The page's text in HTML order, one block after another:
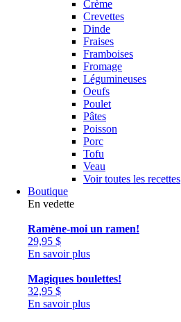
Crème
Crevettes
Dinde
Fraises
Framboises
Fromage
Légumineuses
Oeufs
Poulet
Pâtes
Poisson
Porc
Tofu
Veau
Voir toutes les recettes
Boutique
En vedette
Ramène-moi un ramen!
29,95 $
En savoir plus
Magiques boulettes!
32,95 $
En savoir plus